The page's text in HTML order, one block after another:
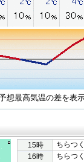
想最高気温の差を表示
15時 ちらつく
16時
ちらつく